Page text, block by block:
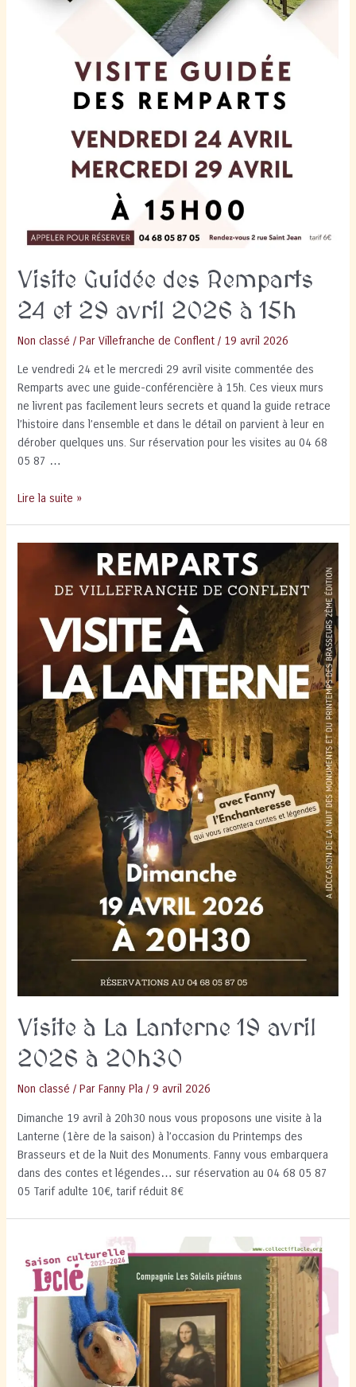
Visite Guidée des Remparts
24 et 29 avril 2026 à 15h
Non classé / ParVillefranche de Conflent / 19 avril 2026
Le vendredi 24 et le mercredi 29 avril visite commentée des
Remparts avec une guide-conférencière à 15h. Ces vieux murs
ne livrent pas facilement leurs secrets et quand la guide retrace
l’histoire dans l’ensemble et dans le détail on parvient à leur en
dérober quelques uns. Sur réservation pour les visites au 04 68
05 87 …
Visite
15h
Lire la suite »
Visite à La Lanterne 19 avril
2026 à 20h30
Non classé / ParFanny Pla /9 avril 2026
Dimanche 19 avril à 20h30 nous vous proposons une visite à la
Lanterne (1ère de la saison) à l’occasion du Printemps des
Brasseurs et de la Nuit des Monuments. Fanny vous embarquera
dans des contes et légendes… sur réservation au 04 68 05 87
05 Tarif adulte 10€, tarif réduit 8€